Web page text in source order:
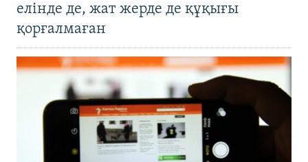
елінде де, жат жерде де құқығы
қорғалмаған